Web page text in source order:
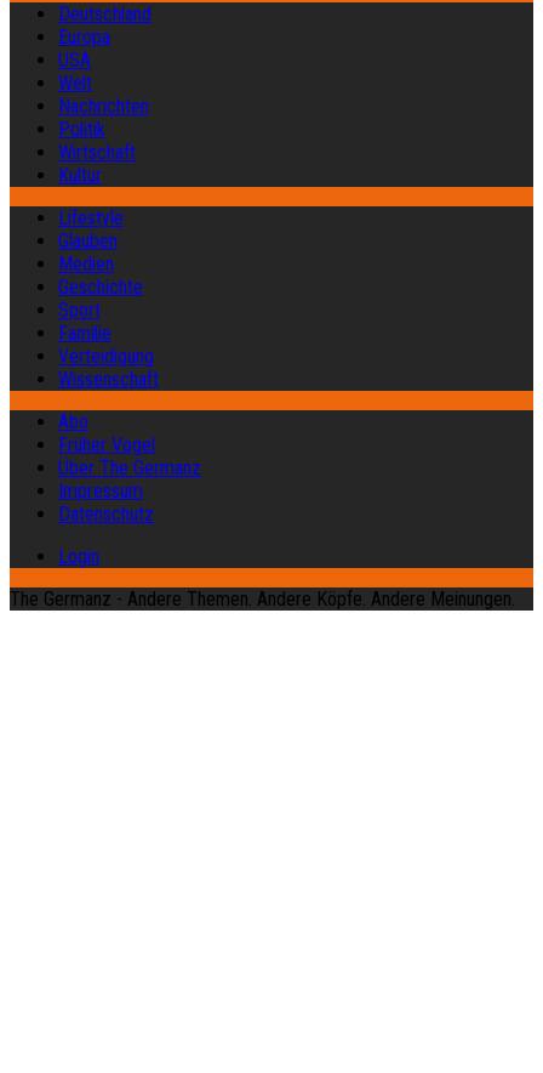
Deutschland
Europa
USA
Welt
Nachrichten
Politik
Wirtschaft
Kultur
Lifestyle
Glauben
Medien
Geschichte
Sport
Familie
Verteidigung
Wissenschaft
Abo
Früher Vogel
Über The Germanz
Impressum
Datenschutz
Login
The Germanz - Andere Themen. Andere Köpfe. Andere Meinungen.